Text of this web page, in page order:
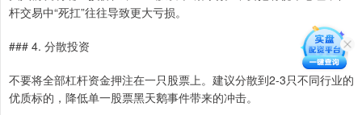
杆交易中“死扛”往往导致更大亏损。
### 4. 分散投资
不要将全部杠杆资金押注在一只股票上。建议分散到2-3只不同行业的
优质标的，降低单一股票黑天鹅事件带来的冲击。